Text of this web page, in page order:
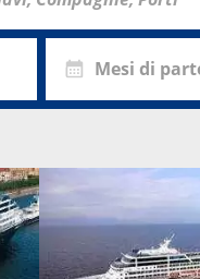
Mesi di